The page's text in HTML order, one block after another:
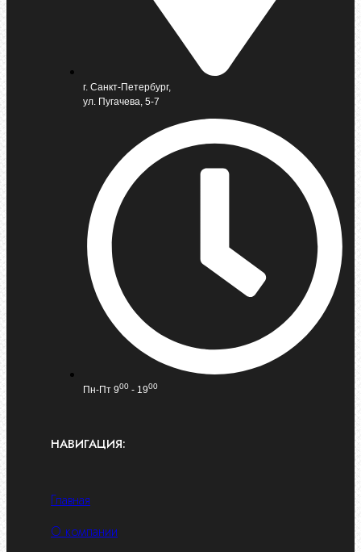
г. Санкт-Петербург,
ул. Пугачева, 5-7
Пн-Пт 900 - 1900
НАВИГАЦИЯ:
Главная
О компании